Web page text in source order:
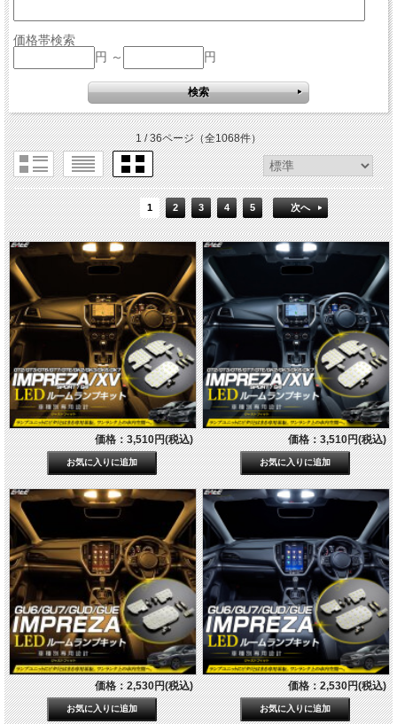
価格帯検索
円 ～
円
1 / 36ページ（全1068件）
1 2 3 4 5 次へ
価格：3,510円(税込) 価格：3,510円(税込)
価格：2,530円(税込) 価格：2,530円(税込)